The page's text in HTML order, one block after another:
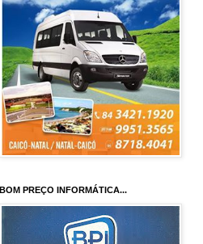
BOM PREÇO INFORMÁTICA...